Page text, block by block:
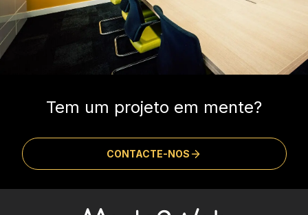
Tem um projeto em mente?
CONTACTE-NOS